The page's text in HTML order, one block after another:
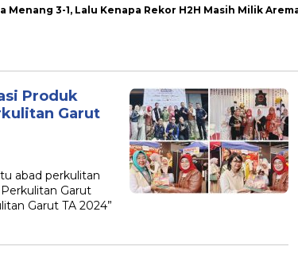
3-1, Lalu Kenapa Rekor H2H Masih Milik Arema?
Produk
Garut
abad perkulitan
Garut
Garut TA 2024”